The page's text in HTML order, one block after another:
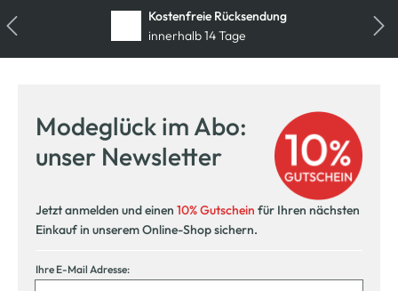
Kostenfreie Rücksendung
innerhalb 14 Tage
Modeglück im Abo:
unser Newsletter
Jetzt anmelden und einen 10% Gutschein für Ihren nächsten
Einkauf in unserem Online-Shop sichern.
Ihre E-Mail Adresse: